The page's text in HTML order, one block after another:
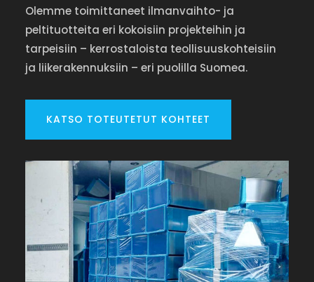
Olemme toimittaneet ilmanvaihto- ja
peltituotteita eri kokoisiin projekteihin ja
tarpeisiin – kerrostaloista teollisuuskohteisiin
ja liikerakennuksiin – eri puolilla Suomea.
KATSO TOTEUTETUT KOHTEET